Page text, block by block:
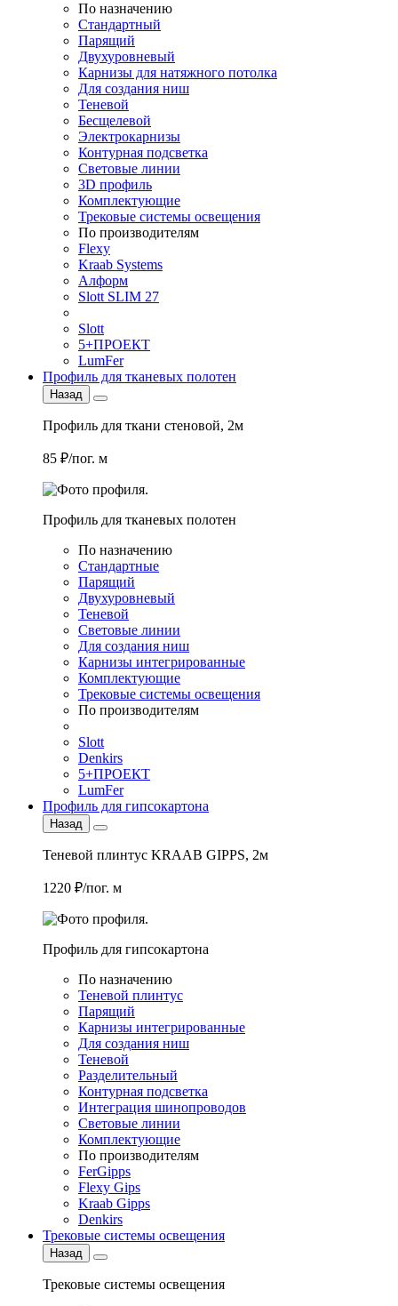
По назначению
Стандартный
Парящий
Двухуровневый
Карнизы для натяжного потолка
Для создания ниш
Теневой
Бесщелевой
Электрокарнизы
Контурная подсветка
Световые линии
3D профиль
Комплектующие
Трековые системы освещения
По производителям
Flexy
Kraab Systems
Алформ
Slott SLIM 27
Slott
5+ПРОЕКТ
LumFer
Профиль для тканевых полотен
Назад
Профиль для ткани стеновой, 2м
85 ₽/пог. м
Профиль для тканевых полотен
По назначению
Стандартные
Парящий
Двухуровневый
Теневой
Световые линии
Для создания ниш
Карнизы интегрированные
Комплектующие
Трековые системы освещения
По производителям
Slott
Denkirs
5+ПРОЕКТ
LumFer
Профиль для гипсокартона
Назад
Теневой плинтус KRAAB GIPPS, 2м
1220 ₽/пог. м
Профиль для гипсокартона
По назначению
Теневой плинтус
Парящий
Карнизы интегрированные
Для создания ниш
Теневой
Разделительный
Контурная подсветка
Интеграция шинопроводов
Световые линии
Комплектующие
По производителям
FerGipps
Flexy Gips
Kraab Gipps
Denkirs
Трековые системы освещения
Назад
Трековые системы освещения